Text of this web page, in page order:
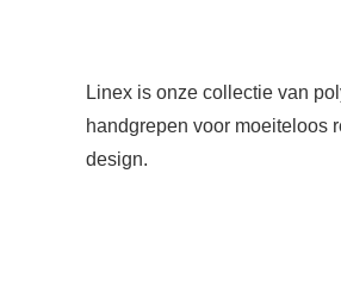
Linex is onze collectie van
handgrepen voor moeiteloos
design.